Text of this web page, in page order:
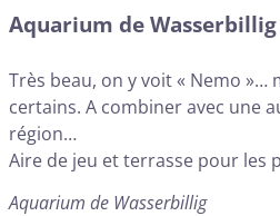
Aquarium de Wasserbillig
Très beau, on y voit « Nemo
certains. A combiner avec une
région…
Aire de jeu et terrasse pour les
Aquarium de Wasserbillig